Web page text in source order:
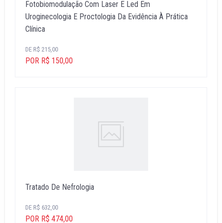
Fotobiomodulação Com Laser E Led Em
Uroginecologia E Proctologia Da Evidência À Prática
Clínica
DE R$ 215,00
POR R$ 150,00
Tratado De Nefrologia
DE R$ 632,00
POR R$ 474,00